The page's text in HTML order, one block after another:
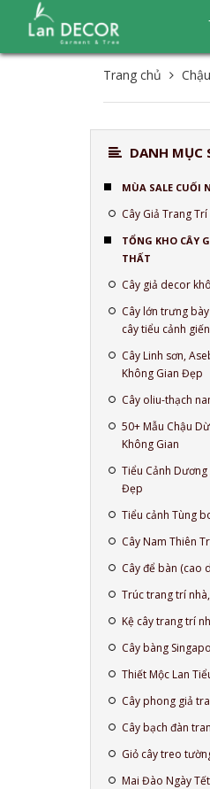
Trang chủ
DANH MỤC
MÙA SALE CUỐI
Cây Giả Trang
TỔNG KHO CÂY
THẤT
Cây giả decor
Cây lớn trưng
cây tiểu cảnh
Cây Linh sơn,
Không Gian Đẹp
Cây oliu-thạch
50+ Mẫu Chậu
Không Gian
Tiểu Cảnh
Đẹp
Tiểu cảnh Tùng
Cây Nam Thiên
Cây để bàn (cao
Trúc trang trí
Kệ cây trang trí
Cây bàng
Thiết Mộc Lan
Cây phong giả
Cây bạch đàn
Giỏ cây treo
Mai Đào Ngày Tết